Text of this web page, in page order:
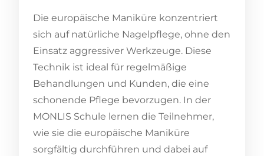
Die europäische Maniküre konzentriert
sich auf natürliche Nagelpflege, ohne den
Einsatz aggressiver Werkzeuge. Diese
Technik ist ideal für regelmäßige
Behandlungen und Kunden, die eine
schonende Pflege bevorzugen. In der
MONLIS Schule lernen die Teilnehmer,
wie sie die europäische Maniküre
sorgfältig durchführen und dabei auf